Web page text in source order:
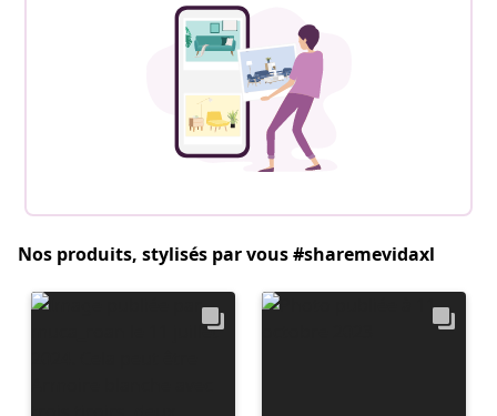
Nos produits, stylisés par vous #sharemevidaxl